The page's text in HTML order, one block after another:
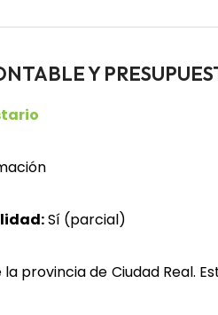
Y
Sí (parcial)
provincia de Ciudad Real.